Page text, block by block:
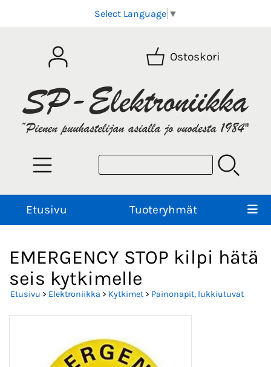
Select Language ▼
Ostoskori
Etusivu Tuoteryhmät
EMERGENCY STOP kilpi hätä
seis kytkimelle
Etusivu > Elektroniikka > Kytkimet> Painonapit, lukkiutuvat